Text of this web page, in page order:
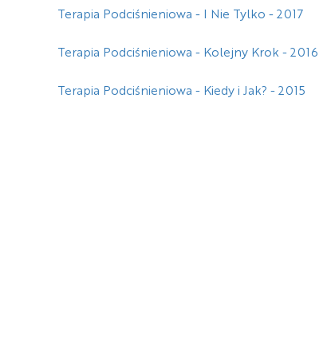
Terapia Podciśnieniowa - I Nie Tylko - 2017
Terapia Podciśnieniowa - Kolejny Krok - 2016
Terapia Podciśnieniowa - Kiedy i Jak? - 2015